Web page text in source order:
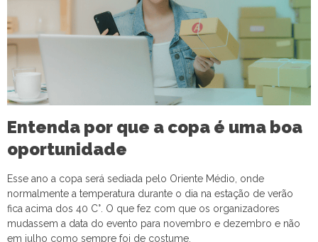
Entenda por que a copa é uma boa
oportunidade
Esse ano a copa será sediada pelo Oriente Médio, onde
normalmente a temperatura durante o dia na estação de verão
fica acima dos 40 C°. O que fez com que os organizadores
mudassem a data do evento para novembro e dezembro e não
em julho como sempre foi de costume.